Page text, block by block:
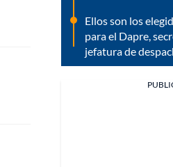
Ellos son los
para el Dapre,
jefatura de